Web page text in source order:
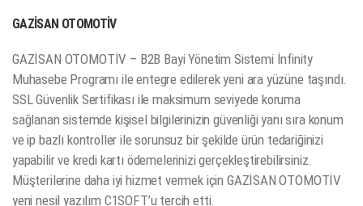
GAZİSAN OTOMOTİV
GAZİSAN OTOMOTİV – B2B Bayi Yönetim Sistemi İnfinity
Muhasebe Programı ile entegre edilerek yeni ara yüzüne taşındı.
SSL Güvenlik Sertifikası ile maksimum seviyede koruma
sağlanan sistemde kişisel bilgilerinizin güvenliği yanı sıra konum
ve ip bazlı kontroller ile sorunsuz bir şekilde ürün tedariğinizi
yapabilir ve kredi kartı ödemelerinizi gerçekleştirebilirsiniz.
Müşterilerine daha iyi hizmet vermek için GAZİSAN OTOMOTİV
yeni nesil yazılım C1SOFT’u tercih etti.